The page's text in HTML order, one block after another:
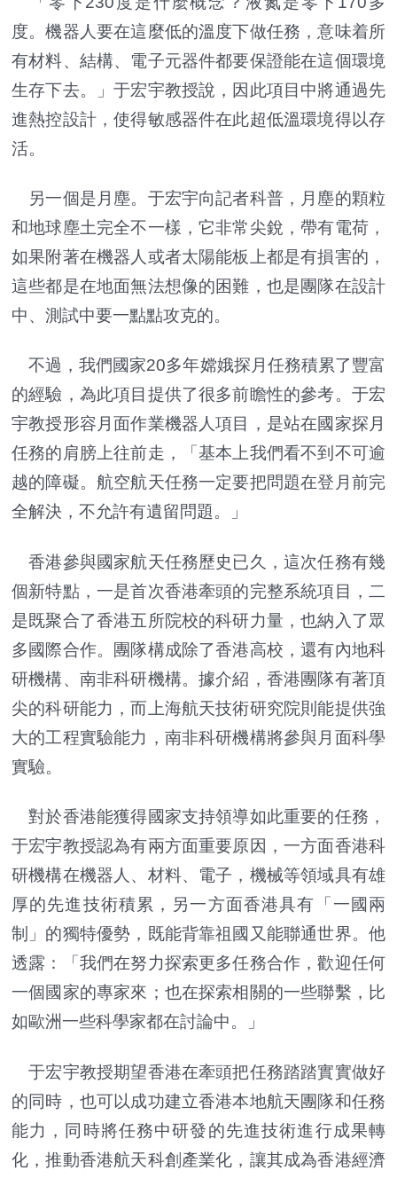
度。機器人要在這麼低的溫度下做任務，意味着所
有材料、結構、電子元器件都要保證能在這個環境
生存下去。」于宏宇教授說，因此項目中將通過先
進熱控設計，使得敏感器件在此超低溫環境得以存
活。
另一個是月塵。于宏宇向記者科普，月塵的顆粒
和地球塵土完全不一樣，它非常尖銳，帶有電荷，
如果附著在機器人或者太陽能板上都是有損害的，
這些都是在地面無法想像的困難，也是團隊在設計
中、測試中要一點點攻克的。
不過，我們國家20多年嫦娥探月任務積累了豐富
的經驗，為此項目提供了很多前瞻性的參考。于宏
宇教授形容月面作業機器人項目，是站在國家探月
任務的肩膀上往前走，「基本上我們看不到不可逾
越的障礙。航空航天任務一定要把問題在登月前完
全解決，不允許有遺留問題。」
香港參與國家航天任務歷史已久，這次任務有幾
個新特點，一是首次香港牽頭的完整系統項目，二
是既聚合了香港五所院校的科研力量，也納入了眾
多國際合作。團隊構成除了香港高校，還有內地科
研機構、南非科研機構。據介紹，香港團隊有著頂
尖的科研能力，而上海航天技術研究院則能提供強
大的工程實驗能力，南非科研機構將參與月面科學
實驗。
對於香港能獲得國家支持領導如此重要的任務，
于宏宇教授認為有兩方面重要原因，一方面香港科
研機構在機器人、材料、電子，機械等領域具有雄
厚的先進技術積累，另一方面香港具有「一國兩
制」的獨特優勢，既能背靠祖國又能聯通世界。他
透露：「我們在努力探索更多任務合作，歡迎任何
一個國家的專家來；也在探索相關的一些聯繫，比
如歐洲一些科學家都在討論中。」
于宏宇教授期望香港在牽頭把任務踏踏實實做好
的同時，也可以成功建立香港本地航天團隊和任務
能力，同時將任務中研發的先進技術進行成果轉
化，推動香港航天科創產業化，讓其成為香港經濟